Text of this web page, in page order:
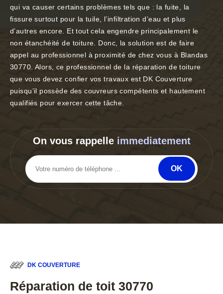
qui va causer certains problèmes tels que : la fuite, la
fissure surtout pour la tuile, l’infiltration d’eau et plus
d’autres encore. Et tout cela engendre principalement le
non étanchéité de toiture. Donc, la solution est de faire
appel au professionnel à proximité de chez vous à Blandas
30770. Alors, ce professionnel de la réparation de toiture
que vous devez confier vos travaux est DK Couverture
puisqu’il possède des couvreurs compétents et hautement
qualifiés pour exercer cette tâche.
On vous rappelle immediatement
DK COUVERTURE
Réparation de toit 30770